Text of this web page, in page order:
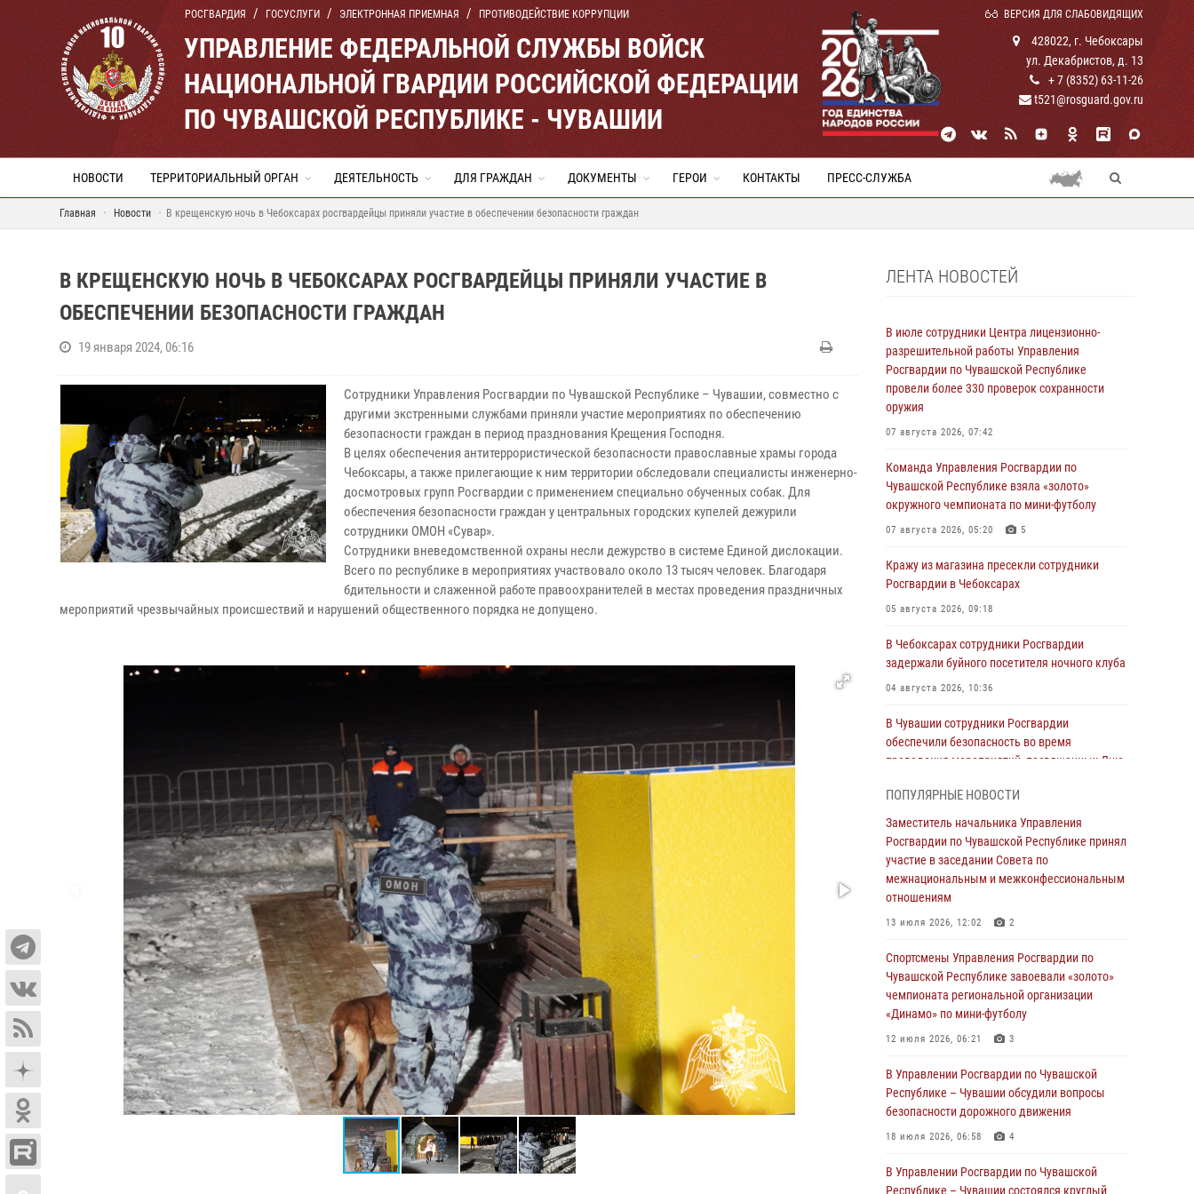
РОСГВАРДИЯ ГОСУСЛУГИ ЭЛЕКТРОННАЯ ПРИЕМНАЯ ПРОТИВОДЕЙСТВИЕ КОРРУПЦИИ ВЕРСИЯ ДЛЯ СЛАБОВИДЯЩИХ
УПРАВЛЕНИЕ ФЕДЕРАЛЬНОЙ СЛУЖБЫ ВОЙСК
НАЦИОНАЛЬНОЙ ГВАРДИИ РОССИЙСКОЙ ФЕДЕРАЦИИ
ПО ЧУВАШСКОЙ РЕСПУБЛИКЕ - ЧУВАШИИ
428022, г. Чебоксары
ул. Декабристов, д. 13
+ 7 (8352) 63-11-26
t521@rosguard.gov.ru
НОВОСТИ ТЕРРИТОРИАЛЬНЫЙ ОРГАН ДЕЯТЕЛЬНОСТЬ ДЛЯ ГРАЖДАН ДОКУМЕНТЫ ГЕРОИ КОНТАКТЫ ПРЕСС-СЛУЖБА
Главная Новости В крещенскую ночь в Чебоксарах росгвардейцы приняли участие в обеспечении безопасности граждан
В КРЕЩЕНСКУЮ НОЧЬ В ЧЕБОКСАРАХ РОСГВАРДЕЙЦЫ ПРИНЯЛИ УЧАСТИЕ В
ОБЕСПЕЧЕНИИ БЕЗОПАСНОСТИ ГРАЖДАН
19 января 2024, 06:16
Сотрудники Управления Росгвардии по Чувашской Республике – Чувашии, совместно с
другими экстренными службами приняли участие мероприятиях по обеспечению
безопасности граждан в период празднования Крещения Господня.
В целях обеспечения антитеррористической безопасности православные храмы города
Чебоксары, а также прилегающие к ним территории обследовали специалисты инженерно-
досмотровых групп Росгвардии с применением специально обученных собак. Для
обеспечения безопасности граждан у центральных городских купелей дежурили
сотрудники ОМОН «Сувар».
Сотрудники вневедомственной охраны несли дежурство в системе Единой дислокации.
Всего по республике в мероприятиях участвовало около 13 тысяч человек. Благодаря
бдительности и слаженной работе правоохранителей в местах проведения праздничных
мероприятий чрезвычайных происшествий и нарушений общественного порядка не допущено.
ЛЕНТА НОВОСТЕЙ
В июле сотрудники Центра лицензионно-
разрешительной работы Управления
Росгвардии по Чувашской Республике
провели более 330 проверок сохранности
оружия
07 августа 2026, 07:42
Команда Управления Росгвардии по
Чувашской Республике взяла «золото»
окружного чемпионата по мини-футболу
07 августа 2026, 05:20 5
Кражу из магазина пресекли сотрудники
Росгвардии в Чебоксарах
05 августа 2026, 09:18
В Чебоксарах сотрудники Росгвардии
задержали буйного посетителя ночного клуба
04 августа 2026, 10:36
В Чувашии сотрудники Росгвардии
обеспечили безопасность во время
проведения мероприятий, посвященных Дню
В июле сотрудники вневедомственной
охраны Росгвардии задержали более 200
граждан, подозреваемых в совершении
правонарушений
03 августа 2026, 08:20
В Росгвардии вспоминают российских
воинов, погибших в Первой мировой войне
1914-1918 годов
01 августа 2026, 07:19
подозреваемого в причинении тяжкого вреда
здоровью
01 августа 2026, 06:12
национальной гвардии Российской
Федерации
ПОПУЛЯРНЫЕ НОВОСТИ
Заместитель начальника Управления
Росгвардии по Чувашской Республике принял
участие в заседании Совета по
межнациональным и межконфессиональным
отношениям
13 июля 2026, 12:02 2
Спортсмены Управления Росгвардии по
Чувашской Республике завоевали «золото»
чемпионата региональной организации
«Динамо» по мини-футболу
12 июля 2026, 06:21 3
В Управлении Росгвардии по Чувашской
Республике – Чувашии обсудили вопросы
безопасности дорожного движения
18 июля 2026, 06:58 4
В Управлении Росгвардии по Чувашской
Республике – Чувашии состоялся круглый